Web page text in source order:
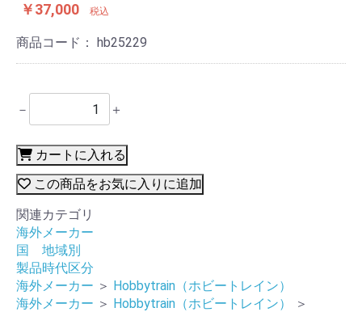
￥37,000 税込
商品コード： hb25229
－ ＋
カートに入れる
この商品をお気に入りに追加
関連カテゴリ
海外メーカー
国 地域別
製品時代区分
海外メーカー ＞ Hobbytrain（ホビートレイン）
海外メーカー ＞ Hobbytrain（ホビートレイン）
＞